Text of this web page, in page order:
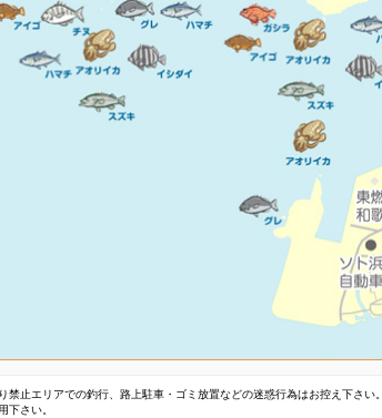
止エリアでの釣行、路上駐車・ゴミ放置などの迷惑行為はお控え下さい。
下さい。